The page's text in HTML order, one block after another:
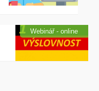
Webinář - online